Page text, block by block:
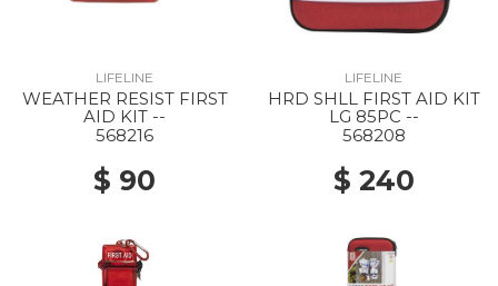
LIFELINE
WEATHER RESIST FIRST
AID KIT --
568216
$ 90
LIFELINE
HRD SHLL FIRST AID KIT
LG 85PC --
568208
$ 240